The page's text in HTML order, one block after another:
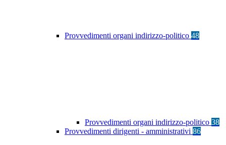
Provvedimenti organi indirizzo-politico 48
Provvedimenti organi indirizzo-politico 38
Provvedimenti dirigenti - amministrativi 86